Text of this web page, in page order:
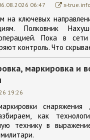
06:47 x-true.info
на ключевых
Полковник
Пока в
контроль. Что
маркировка и
19:26
как
технику в